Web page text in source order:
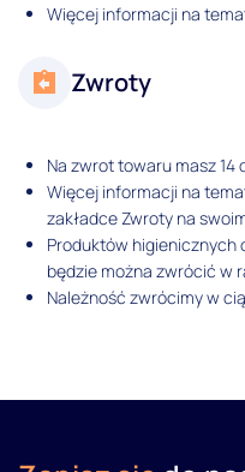
Więcej informacji na
Zwroty
Na zwrot towaru masz 14
Więcej informacji na
zakładce Zwroty na
Produktów higienicznych
będzie można zwrócić w
Należność zwrócimy w